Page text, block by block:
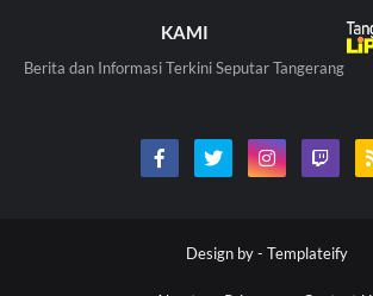
KAMI
Berita dan Informasi Terkini Seputar Tangerang
Design by - Templateify